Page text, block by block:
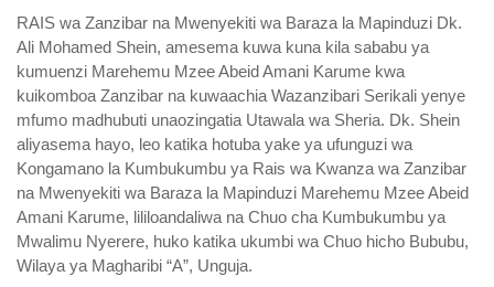
RAIS wa Zanzibar na Mwenyekiti wa Baraza la Mapinduzi Dk.
Ali Mohamed Shein, amesema kuwa kuna kila sababu ya
kumuenzi Marehemu Mzee Abeid Amani Karume kwa
kuikomboa Zanzibar na kuwaachia Wazanzibari Serikali yenye
mfumo madhubuti unaozingatia Utawala wa Sheria. Dk. Shein
aliyasema hayo, leo katika hotuba yake ya ufunguzi wa
Kongamano la Kumbukumbu ya Rais wa Kwanza wa Zanzibar
na Mwenyekiti wa Baraza la Mapinduzi Marehemu Mzee Abeid
Amani Karume, lililoandaliwa na Chuo cha Kumbukumbu ya
Mwalimu Nyerere, huko katika ukumbi wa Chuo hicho Bububu,
Wilaya ya Magharibi “A”, Unguja.